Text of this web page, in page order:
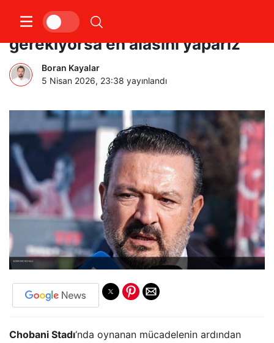
Galatasaray’a gönderme: ‘Kavga
gerekiyorsa en alasını yaparız’
Boran Kayalar
5 Nisan 2026, 23:38 yayınlandı
Chobani Stadı‘nda oynanan mücadelenin ardından